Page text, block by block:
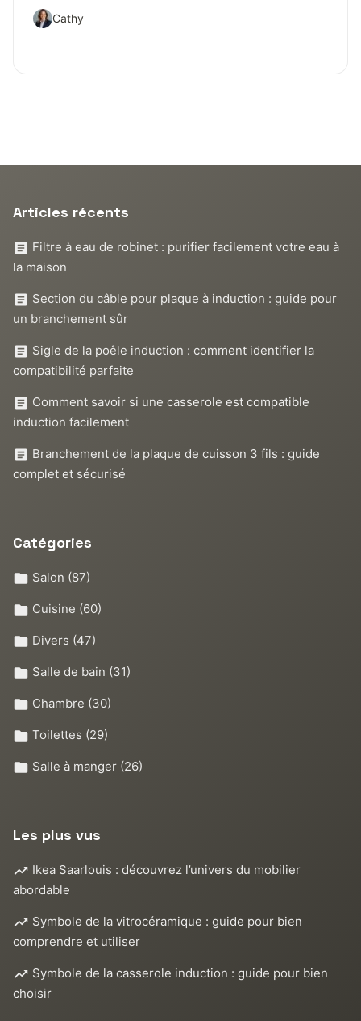
Cathy
Articles récents
Filtre à eau de robinet : purifier facilement votre eau à
la maison
Section du câble pour plaque à induction : guide pour
un branchement sûr
Sigle de la poêle induction : comment identifier la
compatibilité parfaite
Comment savoir si une casserole est compatible
induction facilement
Branchement de la plaque de cuisson 3 fils : guide
complet et sécurisé
Catégories
Salon (87)
Cuisine (60)
Divers (47)
Salle de bain (31)
Chambre (30)
Toilettes (29)
Salle à manger (26)
Les plus vus
Ikea Saarlouis : découvrez l’univers du mobilier
abordable
Symbole de la vitrocéramique : guide pour bien
comprendre et utiliser
Symbole de la casserole induction : guide pour bien
choisir